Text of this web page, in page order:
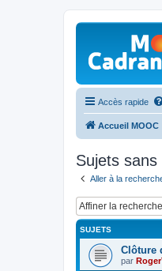
Accès rapide
Accueil MOOC
Sujets
Aller à la
SUJETS
Clôture
par